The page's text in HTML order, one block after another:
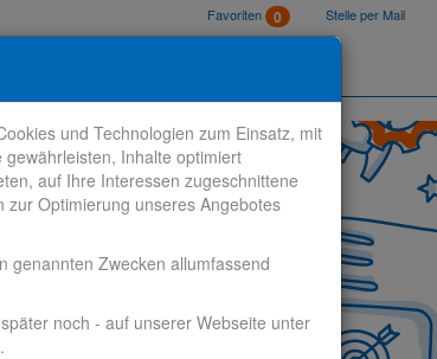
Favoriten 0 Stelle per Mail
und Technologien zum Einsatz, mit
Inhalte optimiert
auf Ihre Interessen zugeschnittene
Optimierung unseres Angebotes
genannten Zwecken allumfassend
noch - auf unserer Webseite unter